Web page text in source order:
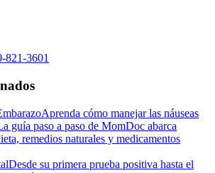
821-3601
Aprenda cómo manejar las náuseas
guía paso a paso de MomDoc abarca
remedios naturales y medicamentos
Desde su primera prueba positiva hasta el